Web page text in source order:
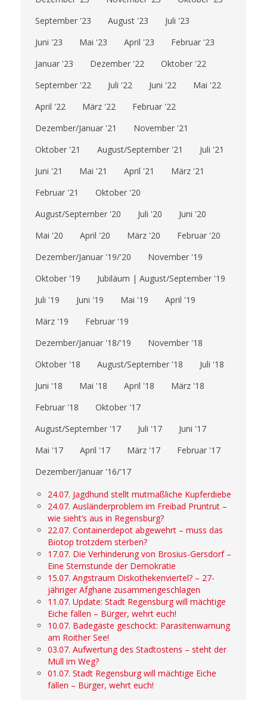
September '23
August '23
Juli '23
Juni '23
Mai '23 April '23
Februar '23
Januar '23
Dezember '22
Oktober '22
September '22
Juli '22 Juni '22
Mai '22
April '22
März '22
Februar '22
Dezember/Januar '21
November '21
Oktober '21
August/September '21
Juli '21
Juni '21
Mai '21 April '21
März '21
Februar '21
Oktober '20
August/September '20
Juli '20
Juni '20
Mai '20
April '20 März '20
Februar '20
Dezember/Januar '19/'20
November '19
Oktober '19
Jubiläum | August/September '19
Juli '19
Juni '19 Mai '19
April '19
März '19
Februar '19
Dezember/Januar '18/'19
November '18
Oktober '18
August/September '18
Juli '18
Juni '18
Mai '18 April '18
März '18
Februar '18
Oktober '17
August/September '17
Juli '17
Juni '17
Mai '17
April '17 März '17
Februar '17
Dezember/Januar '16/'17
24.07. Jagdhund stellt mutmaßliche Kupferdiebe
24.07. Ausländerproblem im Freibad Pruntrut –
wie sieht‘s aus in Regensburg?
22.07. Containerdepot abgewehrt – muss das
Biotop trotzdem sterben?
17.07. Die Verhinderung von Brosius-Gersdorf –
Eine Sternstunde der Demokratie
15.07. Angstraum Diskothekenviertel? – 27-
jähriger Afghane zusammengeschlagen
11.07. Update: Stadt Regensburg will mächtige
Eiche fällen – Bürger, wehrt euch!
10.07. Badegäste geschockt: Parasitenwarnung
am Roither See!
03.07. Aufwertung des Stadtostens – steht der
Müll im Weg?
01.07. Stadt Regensburg will mächtige Eiche
fällen – Bürger, wehrt euch!